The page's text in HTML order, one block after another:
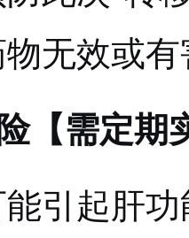
无效或
【需定期
引起肝